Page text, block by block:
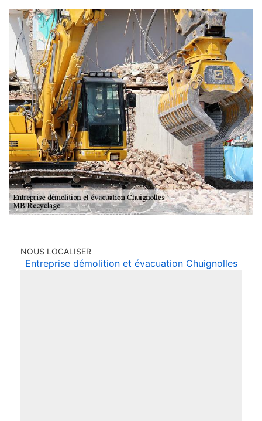
NOUS LOCALISER
Entreprise démolition et évacuation Chuignolles